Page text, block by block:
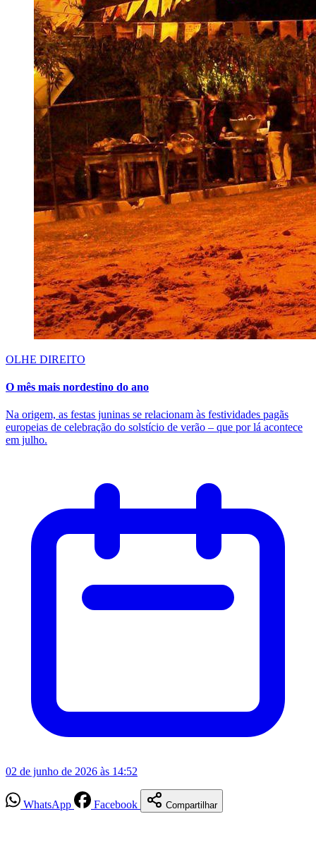
OLHE DIREITO
O mês mais nordestino do ano
Na origem, as festas juninas se relacionam às festividades pagãs
europeias de celebração do solstício de verão – que por lá acontece
em julho.
02 de junho de 2026 às 14:52
WhatsApp Facebook Compartilhar